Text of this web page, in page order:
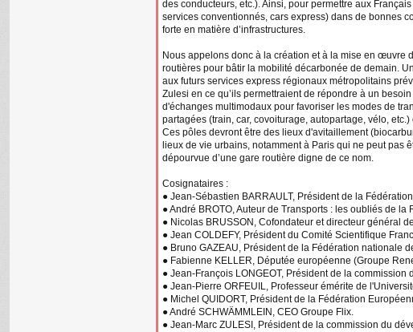
des conducteurs, etc.). Ainsi, pour permettre aux
services conventionnés, cars express) dans de bonnes
forte en matière d’infrastructures.
Nous appelons donc à la création et à la mise en œuvre
routières pour bâtir la mobilité décarbonée de demain.
aux futurs services express régionaux métropolitains
Zulesi en ce qu’ils permettraient de répondre à un
d'échanges multimodaux pour favoriser les modes de
partagées (train, car, covoiturage, autopartage, vélo,
Ces pôles devront être des lieux d'avitaillement
lieux de vie urbains, notamment à Paris qui ne peut pas
dépourvue d’une gare routière digne de ce nom.
Cosignataires :
● Jean-Sébastien BARRAULT, Président de la
● André BROTO, Auteur de Transports : les oubliés de
● Nicolas BRUSSON, Cofondateur et directeur général
● Jean COLDEFY, Président du Comité Scientifique
● Bruno GAZEAU, Président de la Fédération nationale
● Fabienne KELLER, Députée européenne (Groupe
● Jean-François LONGEOT, Président de la
● Jean-Pierre ORFEUIL, Professeur émérite de
● Michel QUIDORT, Président de la Fédération
● André SCHWÄMMLEIN, CEO Groupe Flix.
● Jean-Marc ZULESI, Président de la commission du